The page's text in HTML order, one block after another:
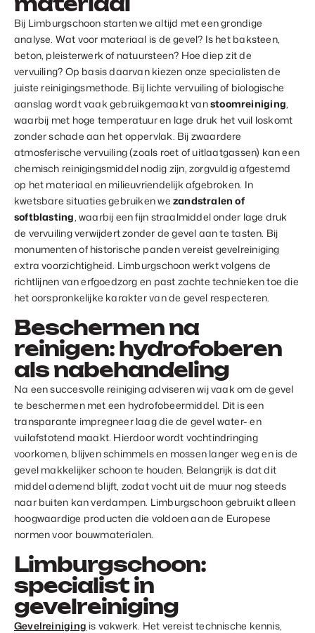
Bij Limburgschoon starten we altijd met een grondige
analyse. Wat voor materiaal is de gevel? Is het baksteen,
beton, pleisterwerk of natuursteen? Hoe diep zit de
vervuiling? Op basis daarvan kiezen onze specialisten de
juiste reinigingsmethode. Bij lichte vervuiling of biologische
aanslag wordt vaak gebruikgemaakt vanstoomreiniging,
waarbij met hoge temperatuur en lage druk het vuil loskomt
zonder schade aan het oppervlak. Bij zwaardere
atmosferische vervuiling (zoals roet of uitlaatgassen) kan een
chemisch reinigingsmiddel nodig zijn, zorgvuldig afgestemd
op het materiaal en milieuvriendelijk afgebroken. In
kwetsbare situaties gebruiken we zandstralen of
softblasting, waarbij een fijn straalmiddel onder lage druk
de vervuiling verwijdert zonder de gevel aan te tasten. Bij
monumenten of historische panden vereist gevelreiniging
extra voorzichtigheid. Limburgschoon werkt volgens de
richtlijnen van erfgoedzorg en past zachte technieken toe die
het oorspronkelijke karakter van de gevel respecteren.
Beschermen na
reinigen: hydrofoberen
als nabehandeling
Na een succesvolle reiniging adviseren wij vaak om de gevel
te beschermen met een hydrofobeermiddel. Dit is een
transparante impregneer laag die de gevel water- en
vuilafstotend maakt. Hierdoor wordt vochtindringing
voorkomen, blijven schimmels en mossen langer weg en is de
gevel makkelijker schoon te houden. Belangrijk is dat dit
middel ademend blijft, zodat vocht uit de muur nog steeds
naar buiten kan verdampen. Limburgschoon gebruikt alleen
hoogwaardige producten die voldoen aan de Europese
normen voor bouwmaterialen.
Limburgschoon:
specialist in
gevelreiniging
Gevelreiniging is vakwerk. Het vereist technische kennis,